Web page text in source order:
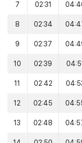
7 02:31
8 02:34
9 02:37
10 02:39
11 02:42
12 02:45
13 02:48